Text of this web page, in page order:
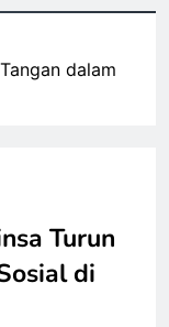
dalam
Turun
di